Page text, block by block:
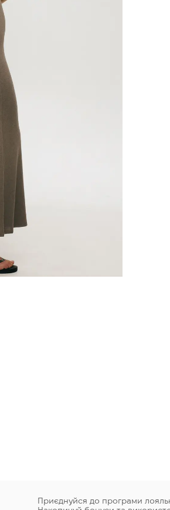
Приєднуйся до програми